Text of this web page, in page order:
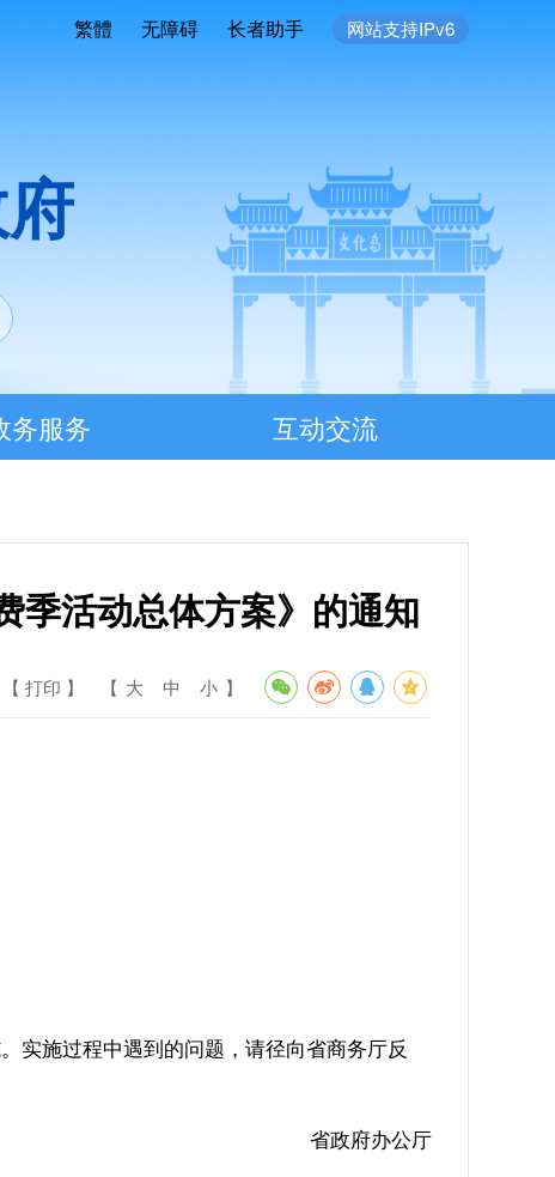
繁體 无障碍 长者助手 网站支持IPv6
务服务 互动交流
季活动总体方案》的通知
【 打印 】 【 大 中 小 】
实施过程中遇到的问题，请径向省商务厅反
省政府办公厅